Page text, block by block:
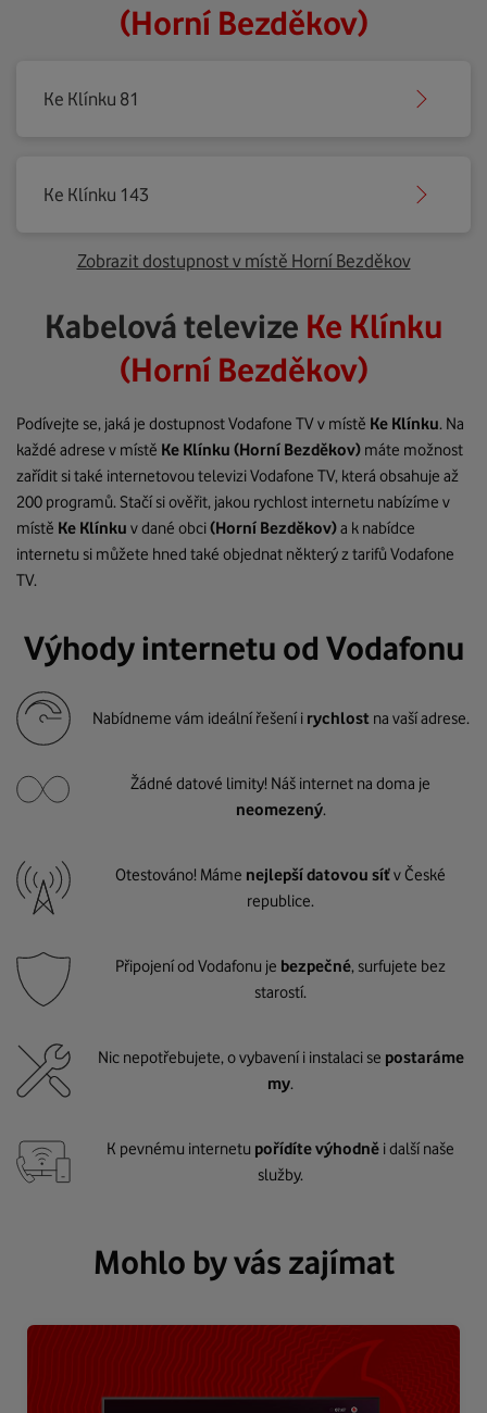
(Horní Bezděkov)
Ke Klínku 81
Ke Klínku 143
Zobrazit dostupnost v místě Horní Bezděkov
Kabelová televize Ke Klínku
(Horní Bezděkov)
Podívejte se, jaká je dostupnost Vodafone TV v místě Ke Klínku. Na
každé adrese v místě Ke Klínku (Horní Bezděkov) máte možnost
zařídit si také internetovou televizi Vodafone TV, která obsahuje až
200 programů. Stačí si ověřit, jakou rychlost internetu nabízíme v
místě Ke Klínku v dané obci(Horní Bezděkov)a k nabídce
internetu si můžete hned také objednat některý z tarifů Vodafone
TV.
Výhody internetu od Vodafonu
Nabídneme vám ideální řešení i rychlost na vaší adrese.
Žádné datové limity! Náš internet na doma je
neomezený.
Otestováno! Máme nejlepší datovou síťv České
republice.
Připojení od Vodafonu je bezpečné, surfujete bez
starostí.
Nic nepotřebujete, o vybavení i instalaci se postaráme
my.
K pevnému internetu pořídíte výhodně i další naše
služby.
Mohlo by vás zajímat